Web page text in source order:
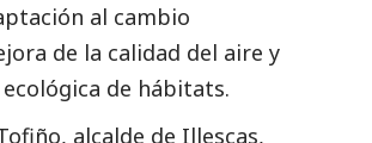
al cambio
de la calidad del aire y
de hábitats.
alcalde de Illescas,